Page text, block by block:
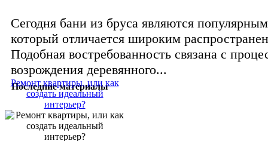
Сегодня бани из бруса являются
который отличается широким
Подобная востребованность связана с
возрождения деревянного...
Последние материалы
Ремонт квартиры, или как
создать идеальный
интерьер?